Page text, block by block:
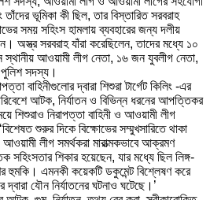
ভূমিকা কী ছিল, তার বিস্তারিত সরবরাহ
সময় সহিংস হামলায় ব্যবহারের জন্য দলীয়
অস্ত্র সরবরাহ যাঁরা করেছিলেন, তাদের মধ্যে ১০
আওয়ামী লীগ নেতা, ১৬ জন যুবলীগ নেতা,
সদস্য।
বাহিনীগুলোর দ্বারা শিশুরা টার্গেট কিলিং -এর
আটক, নির্যাতন ও বিভিন্ন ধরনের আপত্তিকর
শিশুরাও নিরাপত্তা বাহিনী ও আওয়ামী লীগ
শুরুর দিকে বিক্ষোভের সম্মুখসারিতে থাকা
আওয়ামী লীগ সমর্থকরা মারাত্মকভাবে আক্রমণ
সহিংসতার শিকার হয়েছেন, যার মধ্যে ছিল লিঙ্গ-
হুমকি। এমনকী কয়েকটি ডকুমেন্ট বিশ্লেষণ করে
যৌন নির্যাতনের ঘটনাও ঘটেছে।’